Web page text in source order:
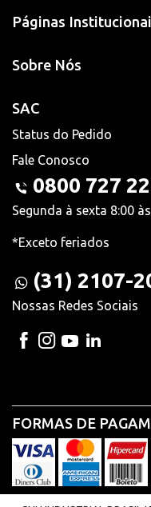
Páginas
Sobre Nós
SAC
Status do Pedido
Fale Conosco
0800 727
Segunda à sexta 8:00
*Exceto feriados
(31) 2107-
Nossas Redes Sociais
FORMAS DE